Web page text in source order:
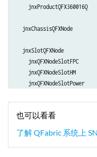
jnxProductQFX360016Q
jnxChassisQFXNode
jnxSlotQFXNode
jnxQFXNodeSlotFPC
jnxQFXNodeSlotHM
jnxQFXNodeSlotPower
jnxQFXNodeSlotFPB
也可以看看
了解 QFabric 系统上